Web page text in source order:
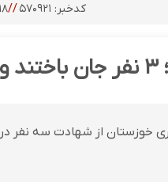
کدخبر: ۵۷۰۹۲۱ //۱۸ تیر ۱۴۰۵
خوزستان از شهادت سه نفر